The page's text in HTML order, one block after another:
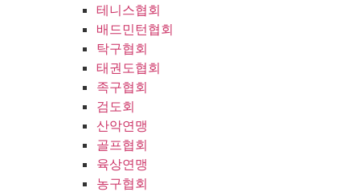
테니스협회
배드민턴협회
탁구협회
태권도협회
족구협회
검도회
산악연맹
골프협회
육상연맹
농구협회